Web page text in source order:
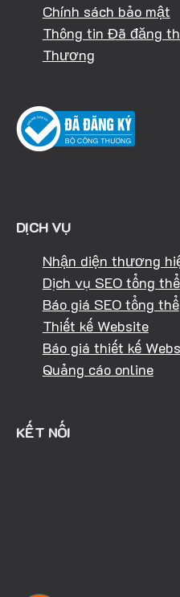
Chính sách bảo mật
Thông tin Đã đăng
Thương
DỊCH VỤ
Nhận diện thương
Dịch vụ SEO tổng thể
Báo giá SEO tổng thể
Thiết kế Website
Báo giá thiết kế
Quảng cáo online
KẾT NỐI